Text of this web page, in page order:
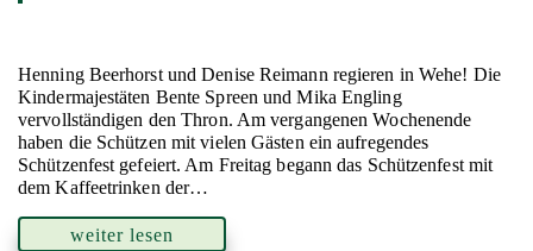
Henning Beerhorst und Denise Reimann regieren in Wehe! Die
Kindermajestäten Bente Spreen und Mika Engling
vervollständigen den Thron. Am vergangenen Wochenende
haben die Schützen mit vielen Gästen ein aufregendes
Schützenfest gefeiert. Am Freitag begann das Schützenfest mit
dem Kaffeetrinken der…
weiter lesen